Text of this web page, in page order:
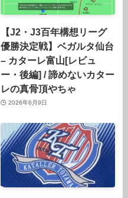
【J2・J3百年構想リーグ
優勝決定戦】ベガルタ仙台
– カターレ富山[レビュ
ー・後編] / 諦めないカター
レの真骨頂やちゃ
2026年6月9日